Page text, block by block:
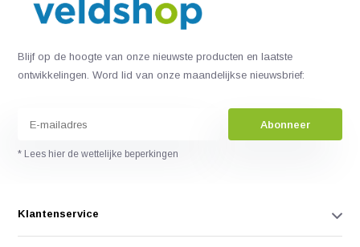
Blijf op de hoogte van onze nieuwste producten en laatste
ontwikkelingen. Word lid van onze maandelijkse nieuwsbrief:
Abonneer
* Lees hier de wettelijke beperkingen
Klantenservice